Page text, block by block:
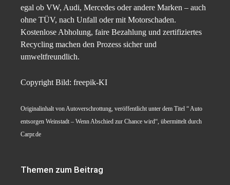
egal ob VW, Audi, Mercedes oder andere Marken – auch
ohne TÜV, nach Unfall oder mit Motorschaden.
Kostenlose Abholung, faire Bezahlung und zertifiziertes
Recycling machen den Prozess sicher und
umweltfreundlich.
Copyright Bild: freepik-KI
Originalinhalt von Autoverschrottung, veröffentlicht unter dem Titel “ Auto
entsorgen Weinstadt – Wenn Abschied zur Chance wird“, übermittelt durch
Carpr.de
Themen zum Beitrag